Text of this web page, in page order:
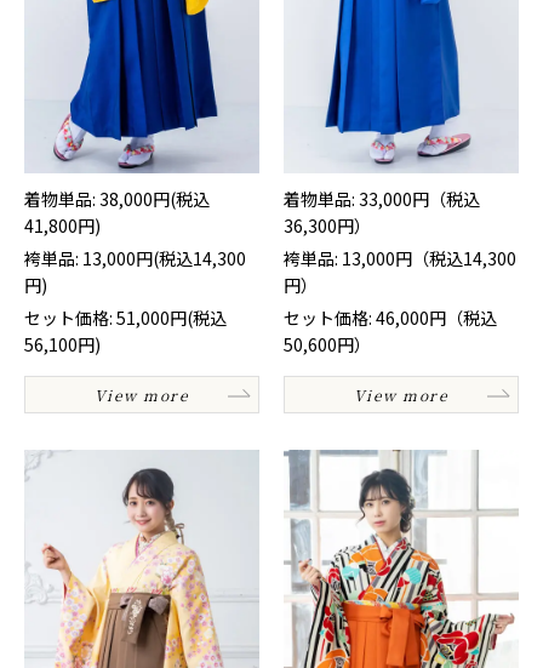
着物単品: 38,000円(税込
41,800円)
袴単品: 13,000円(税込14,300
円)
セット価格: 51,000円(税込
56,100円)
View more
着物単品: 33,000円（税込
36,300円）
袴単品: 13,000円（税込14,300
円）
セット価格: 46,000円（税込
50,600円）
View more